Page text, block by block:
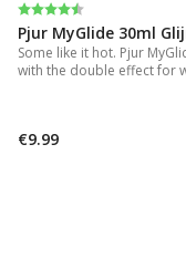
Beoordeling:
4.2 uit 5 sterren
Pjur MyGlide 30ml
Some like it hot. Pjur
with the double effect for
€9.99